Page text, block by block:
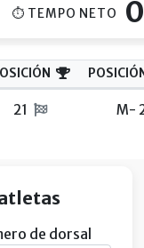
⏱ TEMPO NETO
21 M-
de dorsal